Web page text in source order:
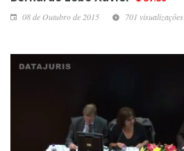
08 de Outubro de 2015 701 visualizações